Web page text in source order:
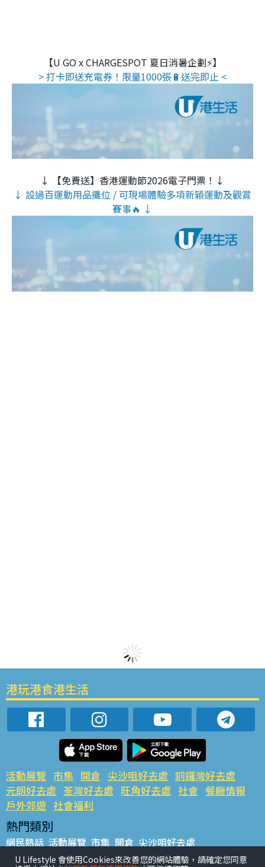
【U GO x CHARGESPOT 夏日消暑企劃⚡】
> 打卡即送充電券！限量1000張🔋送完即止 <
↓ 【免費送】香港運動節2026電子門票！↓
↓ 設過百運動用品攤位 / 可現場體驗多項新穎運動及觀賞
賽事🔥 ↓
港玩港食港生活
活動展覽 市集 開倉 尖沙咀好去處 銅鑼灣好去處
元朗好去處 荃灣好去處 旺角好去處 社會 餐廳情報
戶外郊遊 社會福利
熱門類別
網民熱話 活動展覽 市集 開倉 尖沙咀好去處
銅鑼灣好去處 元朗好去處 荃灣好去處 旺角好去處 社會
U Lifestyle 會使用Cookies來改善您的網站體驗，請確定您同意